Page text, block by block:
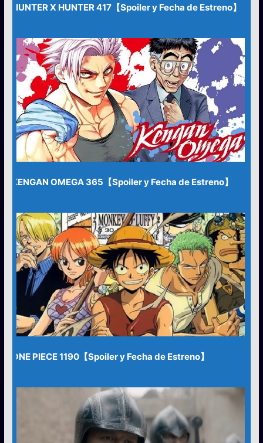
HUNTER X HUNTER 417【Spoiler y Fecha de Estreno】
KENGAN OMEGA 365【Spoiler y Fecha de Estreno】
ONE PIECE 1190【Spoiler y Fecha de Estreno】